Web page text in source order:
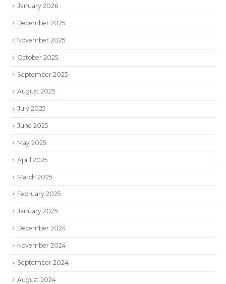
January 2026
December 2025
November 2025
October 2025
September 2025
August 2025
July 2025
June 2025
May 2025
April 2025
March 2025
February 2025
January 2025
December 2024
November 2024
September 2024
August 2024